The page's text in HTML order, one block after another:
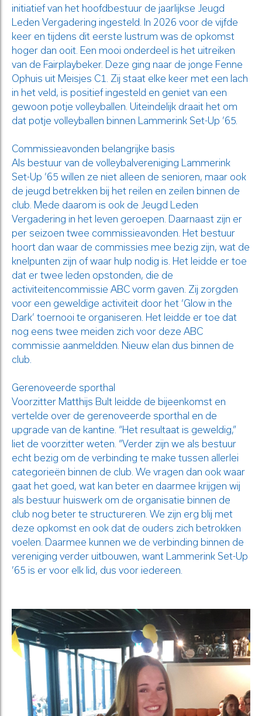
initiatief van het hoofdbestuur de jaarlijkse Jeugd
Leden Vergadering ingesteld. In 2026 voor de vijfde
keer en tijdens dit eerste lustrum was de opkomst
hoger dan ooit. Een mooi onderdeel is het uitreiken
van de Fairplaybeker. Deze ging naar de jonge Fenne
Ophuis uit Meisjes C1. Zij staat elke keer met een lach
in het veld, is positief ingesteld en geniet van een
gewoon potje volleyballen. Uiteindelijk draait het om
dat potje volleyballen binnen Lammerink Set-Up ’65.
Commissieavonden belangrijke basis
Als bestuur van de volleybalvereniging Lammerink
Set-Up ’65 willen ze niet alleen de senioren, maar ook
de jeugd betrekken bij het reilen en zeilen binnen de
club. Mede daarom is ook de Jeugd Leden
Vergadering in het leven geroepen. Daarnaast zijn er
per seizoen twee commissieavonden. Het bestuur
hoort dan waar de commissies mee bezig zijn, wat de
knelpunten zijn of waar hulp nodig is. Het leidde er toe
dat er twee leden opstonden, die de
activiteitencommissie ABC vorm gaven. Zij zorgden
voor een geweldige activiteit door het ‘Glow in the
Dark’ toernooi te organiseren. Het leidde er toe dat
nog eens twee meiden zich voor deze ABC
commissie aanmeldden. Nieuw elan dus binnen de
club.
Gerenoveerde sporthal
Voorzitter Matthijs Bult leidde de bijeenkomst en
vertelde over de gerenoveerde sporthal en de
upgrade van de kantine. “Het resultaat is geweldig,”
liet de voorzitter weten. “Verder zijn we als bestuur
echt bezig om de verbinding te make tussen allerlei
categorieën binnen de club. We vragen dan ook waar
gaat het goed, wat kan beter en daarmee krijgen wij
als bestuur huiswerk om de organisatie binnen de
club nog beter te structureren. We zijn erg blij met
deze opkomst en ook dat de ouders zich betrokken
voelen. Daarmee kunnen we de verbinding binnen de
vereniging verder uitbouwen, want Lammerink Set-Up
’65 is er voor elk lid, dus voor iedereen.